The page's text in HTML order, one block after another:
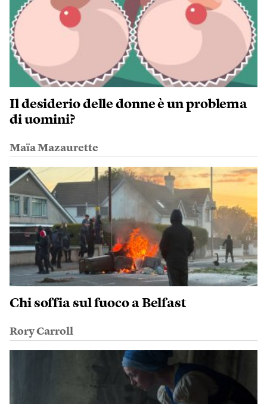
Il desiderio delle donne è un problema
di uomini?
Maïa Mazaurette
Chi soffia sul fuoco a Belfast
Rory Carroll